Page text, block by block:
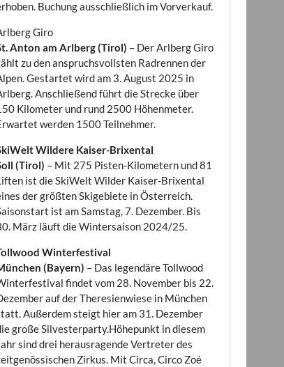
Buchung ausschließlich im Vorverkauf.
Giro
Anton am Arlberg (Tirol) – Der Arlberg Giro
zu den anspruchsvollsten Radrennen der
Gestartet wird am 3. August 2025 in
Anschließend führt die Strecke über
Kilometer und rund 2500 Höhenmeter.
werden 1500 Teilnehmer.
Wildere Kaiser-Brixental
(Tirol) – Mit 275 Pisten-Kilometern und 81
ist die SkiWelt Wilder Kaiser-Brixental
der größten Skigebiete in Österreich.
ist am Samstag, 7. Dezember. Bis
März läuft die Wintersaison 2024/25.
Winterfestival
(Bayern) – Das legendäre Tollwood
findet vom 28. November bis 22.
auf der Theresienwiese in München
Außerdem steigt hier am 31. Dezember
große Silvesterparty.Höhepunkt in diesem
sind drei herausragende Vertreter des
Zirkus. Mit Circa, Circo Zoé